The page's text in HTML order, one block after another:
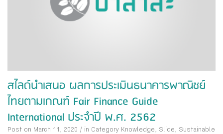
สไลด์นำเสนอ ผลการประเมินธนาคารพาณิชย์
ไทยตามเกณฑ์ Fair Finance Guide
International ประจำปี พ.ศ. 2562
Post on March 11, 2020 / in Category Knowledge, Slide, Sustainable